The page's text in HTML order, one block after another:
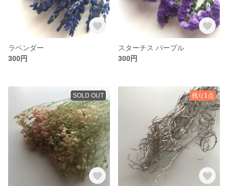
ラベンダー
300円
スターチス パープル
300円
SOLD OUT 残り1点